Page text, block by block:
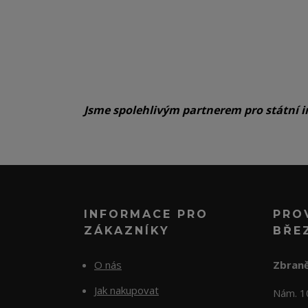
Jsme spolehlivým partnerem pro státní
INFORMACE PRO
ZÁKAZNÍKY
O nás
Jak nakupovat
Nám.